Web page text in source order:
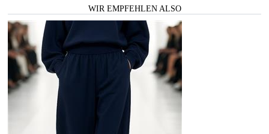
WIR EMPFEHLEN ALSO